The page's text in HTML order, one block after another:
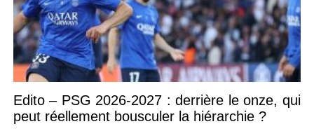
Edito – PSG 2026-2027 : derrière le onze, qui
peut réellement bousculer la hiérarchie ?